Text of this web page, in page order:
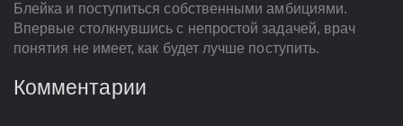
Блейка и поступиться собственными амбициями.
Впервые столкнувшись с непростой задачей, врач
понятия не имеет, как будет лучше поступить.
Комментарии